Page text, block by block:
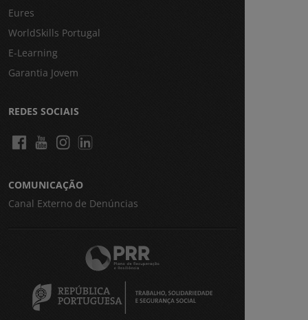
Eures
WorldSkills Portugal
E-Learning
Garantia Jovem
REDES SOCIAIS
COMUNICAÇÃO
Canal Externo de Denúncias